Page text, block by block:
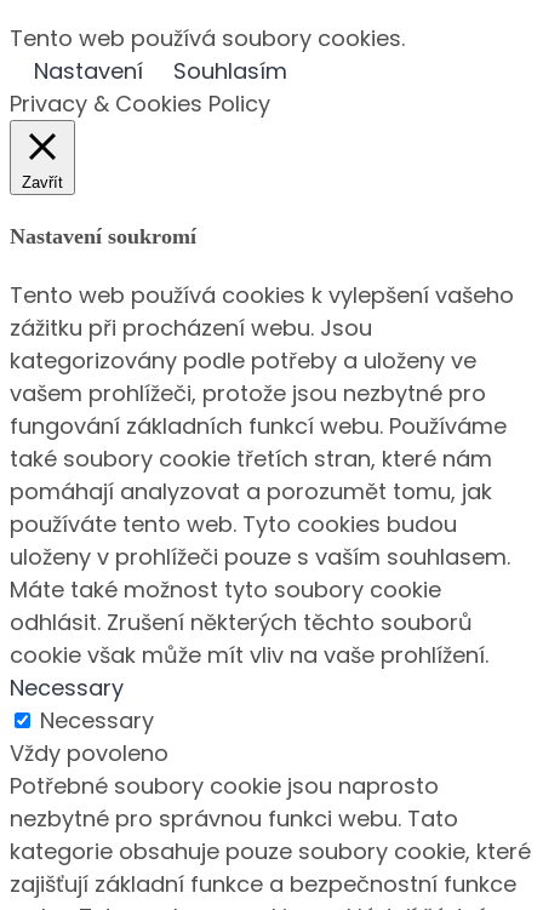
Tento web používá soubory cookies.
Nastavení
Souhlasím
Privacy & Cookies Policy
Zavřít
Nastavení soukromí
Tento web používá cookies k vylepšení vašeho
zážitku při procházení webu. Jsou
kategorizovány podle potřeby a uloženy ve
vašem prohlížeči, protože jsou nezbytné pro
fungování základních funkcí webu. Používáme
také soubory cookie třetích stran, které nám
pomáhají analyzovat a porozumět tomu, jak
používáte tento web. Tyto cookies budou
uloženy v prohlížeči pouze s vaším souhlasem.
Máte také možnost tyto soubory cookie
odhlásit. Zrušení některých těchto souborů
cookie však může mít vliv na vaše prohlížení.
Necessary
Necessary
Vždy povoleno
Potřebné soubory cookie jsou naprosto
nezbytné pro správnou funkci webu. Tato
kategorie obsahuje pouze soubory cookie, které
zajišťují základní funkce a bezpečnostní funkce